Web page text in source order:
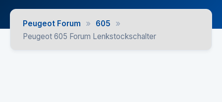
Peugeot Forum » 605 »
Peugeot 605 Forum Lenkstockschalter